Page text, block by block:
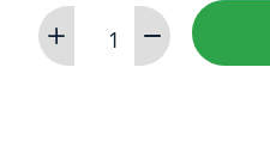
Dental
Bur